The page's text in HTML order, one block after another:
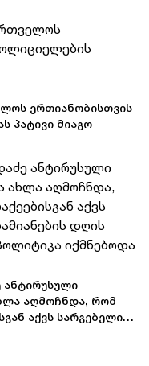
ერთიანობისთვის
პატივი მიაგო
ანტირუსული
აღმოჩნდა, რომ
აქვს სარგებელი -